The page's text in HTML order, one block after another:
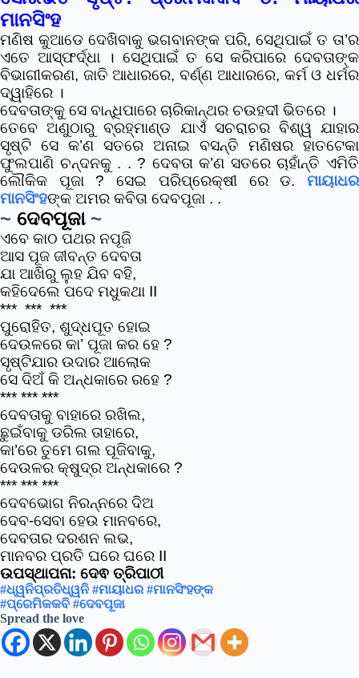
ମାନସିଂହ
ମଣିଷ କୁଆଡେ ଦେଖିବାକୁ ଭଗବାନଙ୍କ ପରି, ସେଥିପାଇଁ ତ ତା’ର
ଏତେ ଆସ୍ଫର୍ଦ୍ଧା । ସେଥିପାଇଁ ତ ସେ କରିପାରେ ଦେବତାଙ୍କ
ବିଭାଗୀକରଣ, ଜାତି ଆଧାରରେ, ବର୍ଣ୍ଣ ଆଧାରରେ, କର୍ମ ଓ ଧର୍ମର
ଦ୍ୱାହିରେ ।
ଦେବତାଙ୍କୁ ସେ ବାନ୍ଧିପାରେ ଚାରିକାନ୍ଥର ଚଉହଦୀ ଭିତରେ ।
ତେବେ ଅଣୁଠାରୁ ବ୍ରହ୍ମାଣ୍ଡ ଯାଏଁ ସଚରାଚର ବିଶ୍ୱ ଯାହାର
ସୃଷ୍ଟି ସେ କ’ଣ ସତରେ ଅନାଇ ବସନ୍ତି ମଣିଷର ହାତଟେକା
ଫୁଲପାଣି ଚନ୍ଦନକୁ . . ? ଦେବତା କ’ଣ ସତରେ ଚାହାଁନ୍ତି ଏମିତି
ଲୌକିକ ପୂଜା ? ସେଇ ପରିପ୍ରେକ୍ଷୀ ରେ ଡ. ମାୟାଧର
ମାନସିଂହଙ୍କ ଅମର କବିତା ଦେବପୂଜା . .
~ ଦେବପୂଜା~
ଏବେ କାଠ ପଥର ନପୂଜି
ଆସ ପୂଜ ଜୀବନ୍ତ ଦେବତା
ଯା ଆଖିରୁ ଲୁହ ଯିବ ବହି,
କହିଦେଲେ ପଦେ ମଧୁକଥା II
*** *** ***
ପୁରୋହିତ, ଶୁଦ୍ଧପୂତ ହୋଇ
ଦେଉଳରେ କା’ ପୂଜା କର ହେ ?
ସୃଷ୍ଟିଯାର ଉଦାର ଆଲୋକ
ସେ ଦିଅଁ କି ଅନ୍ଧକାରେ ରହେ ?
*** *** ***
ଦେବତାକୁ ବାହାରେ ରଖିଲ,
ଛୁଇଁବାକୁ ଡରିଲ ତାହାରେ,
କା’ରେ ତୁମେ ଗଲ ପୂଜିବାକୁ,
ଦେଉଳର କ୍ଷୁଦ୍ର ଅନ୍ଧକାରେ ?
*** *** ***
ଦେବଭୋଗ ନିରନ୍ନରେ ଦିଅ
ଦେବ-ସେବା ହେଉ ମାନବରେ,
ଦେବତାର ଦରଶନ ଲଭ,
ମାନବର ପ୍ରତି ଘରେ ଘରେ II
ଉପସ୍ଥାପନା: ଦେଵ ତ୍ରିପାଠୀ
#ଧ୍ୱନିପ୍ରତିଧ୍ୱନି #ମାୟାଧର #ମାନସିଂହଙ୍କ
#ପ୍ରେମିକକବି #ଦେବପୂଜା
Spread the love